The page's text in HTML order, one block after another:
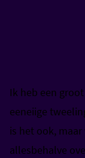
Ik heb een
eeneiige
is het ook,
allesbehalve